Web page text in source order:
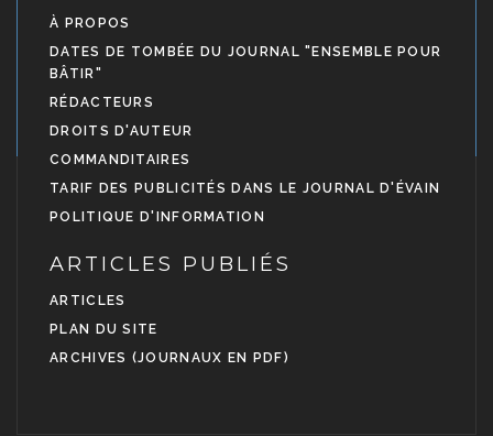
À PROPOS
DATES DE TOMBÉE DU JOURNAL "ENSEMBLE POUR
BÂTIR"
RÉDACTEURS
DROITS D'AUTEUR
COMMANDITAIRES
TARIF DES PUBLICITÉS DANS LE JOURNAL D'ÉVAIN
POLITIQUE D'INFORMATION
ARTICLES PUBLIÉS
ARTICLES
PLAN DU SITE
ARCHIVES (JOURNAUX EN PDF)